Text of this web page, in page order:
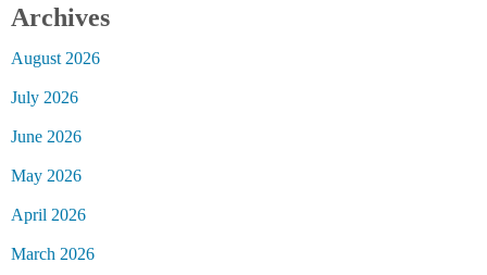
Archives
August 2026
July 2026
June 2026
May 2026
April 2026
March 2026